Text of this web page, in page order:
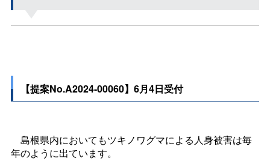
【提案No.A2024-00060】6月4日受付
島根県内においてもツキノワグマによる人身被害は毎
年のように出ています。